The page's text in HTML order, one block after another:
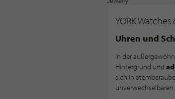
YORK
Uhren und
In der
Hintergrund und
sich in
unverwechselbaren